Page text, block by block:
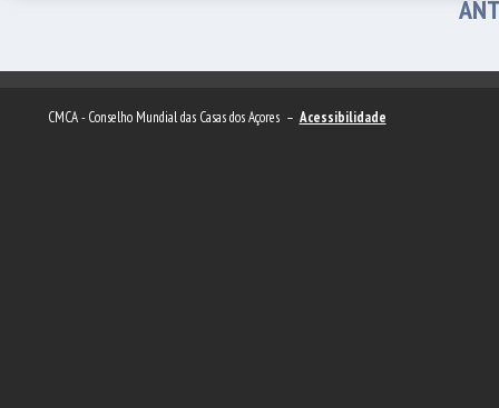
CMCA - Conselho Mundial das Casas dos Açores – Acessibilidade